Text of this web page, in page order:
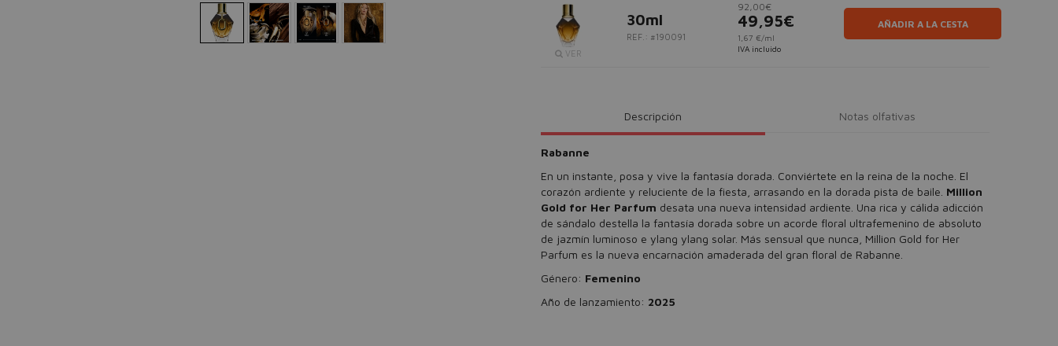
VER
30ml
REF.: #190091
92,00€
49,95€
1,67 €/ml
IVA incluido
AÑADIR A LA CESTA
Descripción Notas olfativas
Rabanne
En un instante, posa y vive la fantasía dorada. Conviértete en la reina de la noche. El
corazón ardiente y reluciente de la fiesta, arrasando en la dorada pista de baile. Million
Gold for Her Parfum desata una nueva intensidad ardiente. Una rica y cálida adicción
de sándalo destella la fantasía dorada sobre un acorde floral ultrafemenino de absoluto
de jazmín luminoso e ylang ylang solar. Más sensual que nunca, Million Gold for Her
Parfum es la nueva encarnación amaderada del gran floral de Rabanne.
Género: Femenino
Año de lanzamiento: 2025